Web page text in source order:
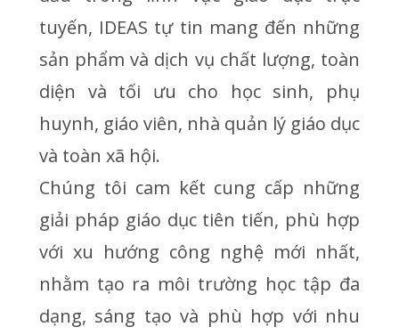
tuyến, IDEAS tự tin mang đến những
sản phẩm và dịch vụ chất lượng, toàn
diện và tối ưu cho học sinh, phụ
huynh, giáo viên, nhà quản lý giáo dục
và toàn xã hội.
Chúng tôi cam kết cung cấp những
giải pháp giáo dục tiên tiến, phù hợp
với xu hướng công nghệ mới nhất,
nhằm tạo ra môi trường học tập đa
dạng, sáng tạo và phù hợp với nhu